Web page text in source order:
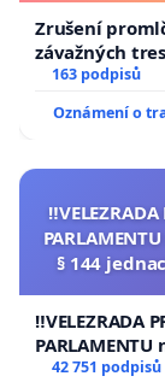
Zrušení
závažných
163 podpisů
Oznámení o
§ 144
‼️VELEZRADA
144
42 751 podpisů